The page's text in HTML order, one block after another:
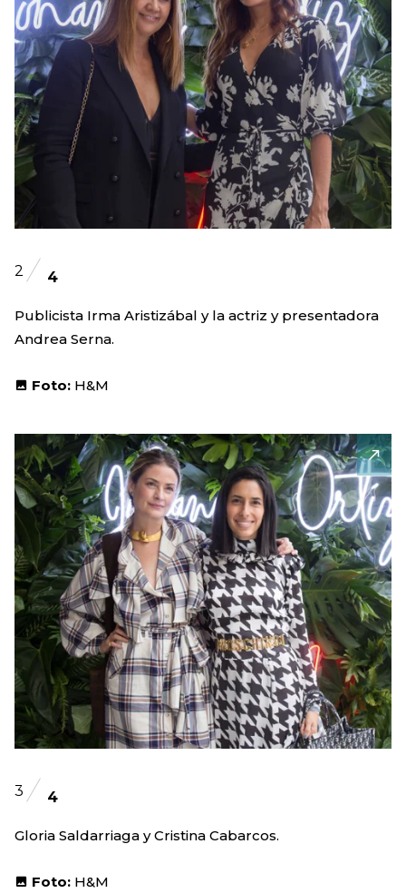
2 4
Publicista Irma Aristizábal y la actriz y presentadora
Andrea Serna.
Foto: H&M
3 4
Gloria Saldarriaga y Cristina Cabarcos.
Foto: H&M